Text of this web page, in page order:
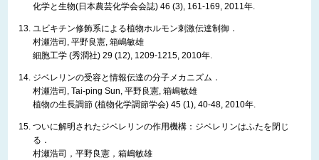
化学と生物(日本農芸化学会会誌) 46 (3), 161-169, 2011年.
ユビキチン修飾系による植物ホルモン刺激伝達制御．
村瀬浩司, 平野良憲, 箱嶋敏雄
細胞工学 (秀潤社) 29 (12), 1209-1215, 2010年.
ジベレリンの受容と情報伝達の分子メカニズム．
村瀬浩司, Tai-ping Sun, 平野良憲, 箱嶋敏雄
植物の生長調節 (植物化学調節学会) 45 (1), 40-48, 2010年.
ついに解明されたジベレリンの作用機構：ジベレリンはふたを閉じ
る．
村瀬浩司，平野良憲，箱嶋敏雄